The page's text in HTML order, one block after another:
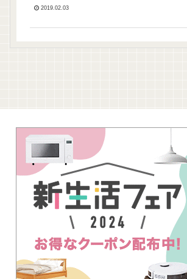
2019.02.03